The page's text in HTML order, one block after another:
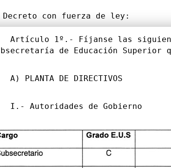
con fuerza de ley:
1º.- Fíjanse las
de Educación
PLANTA DE DIRECTIVOS
Autoridades de Gobierno